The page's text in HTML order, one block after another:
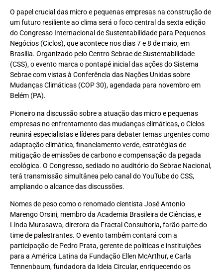
O papel crucial das micro e pequenas empresas na construção de
um futuro resiliente ao clima será o foco central da sexta edição
do Congresso Internacional de Sustentabilidade para Pequenos
Negócios (Ciclos), que acontece nos dias 7 e 8 de maio, em
Brasília. Organizado pelo Centro Sebrae de Sustentabilidade
(CSS), o evento marca o pontapé inicial das ações do Sistema
Sebrae com vistas à Conferência das Nações Unidas sobre
Mudanças Climáticas (COP 30), agendada para novembro em
Belém (PA).
Pioneiro na discussão sobre a atuação das micro e pequenas
empresas no enfrentamento das mudanças climáticas, o Ciclos
reunirá especialistas e líderes para debater temas urgentes como
adaptação climática, financiamento verde, estratégias de
mitigação de emissões de carbono e compensação da pegada
ecológica. O Congresso, sediado no auditório do Sebrae Nacional,
terá transmissão simultânea pelo canal do YouTube do CSS,
ampliando o alcance das discussões.
Nomes de peso como o renomado cientista José Antonio
Marengo Orsini, membro da Academia Brasileira de Ciências, e
Linda Murasawa, diretora da Fractal Consultoria, farão parte do
time de palestrantes. O evento também contará com a
participação de Pedro Prata, gerente de políticas e instituições
para a América Latina da Fundação Ellen McArthur, e Carla
Tennenbaum, fundadora da Ideia Circular, enriquecendo os